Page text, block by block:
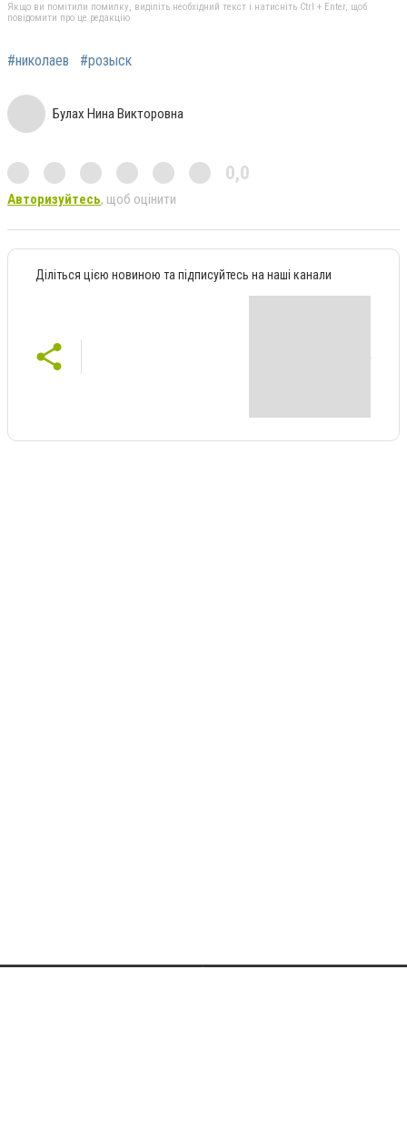
Якщо ви помітили помилку, виділіть необхідний текст і натисніть Ctrl + Enter, щоб
повідомити про це редакцію
#николаев #розыск
Булах Нина Викторовна
0,0
Авторизуйтесь, щоб оцінити
Діліться цією новиною та підписуйтесь на наші канали